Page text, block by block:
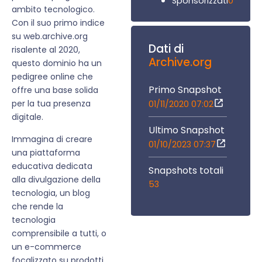
ambito tecnologico.
Con il suo primo indice
su web.archive.org
risalente al 2020,
questo dominio ha un
pedigree online che
offre una base solida
per la tua presenza
digitale.
Immagina di creare
una piattaforma
educativa dedicata
alla divulgazione della
tecnologia, un blog
che rende la
tecnologia
comprensibile a tutti, o
un e-commerce
Dati di
Archive.org
Primo Snapshot
01/11/2020 07:02
Ultimo Snapshot
01/10/2023 07:37
Snapshots totali
53